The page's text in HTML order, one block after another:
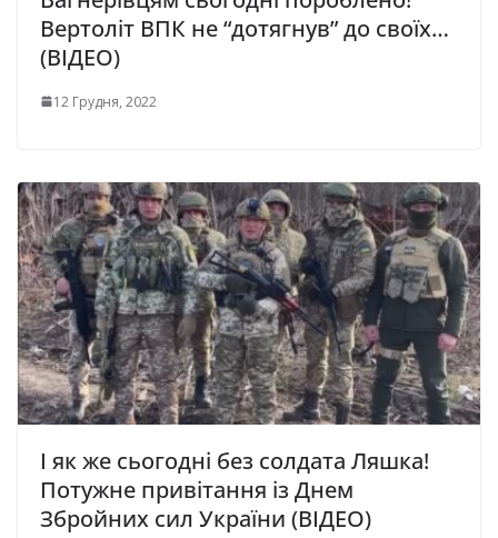
Вертоліт ВПК не “дотягнув” до своїх…
(ВІДЕО)
12 Грудня, 2022
І як же сьогодні без солдата Ляшка!
Потужне привітання із Днем
Збройних сил України (ВІДЕО)